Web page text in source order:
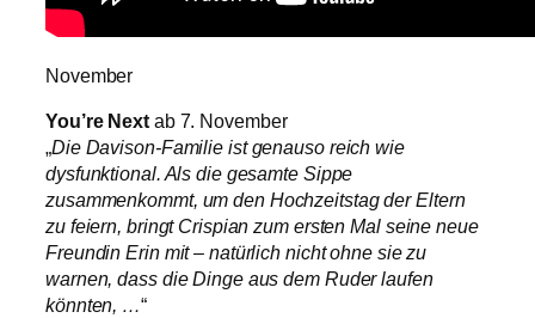
November
You’re Nextab 7. November
„Die Davison-Familie ist genauso reich wie
dysfunktional. Als die gesamte Sippe
zusammenkommt, um den Hochzeitstag der Eltern
zu feiern, bringt Crispian zum ersten Mal seine neue
Freundin Erin mit – natürlich nicht ohne sie zu
warnen, dass die Dinge aus dem Ruder laufen
könnten, …“